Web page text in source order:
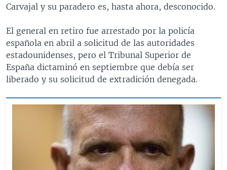
Carvajal y su paradero es, hasta ahora, desconocido.
El general en retiro fue arrestado por la policía
española en abril a solicitud de las autoridades
estadounidenses, pero el Tribunal Superior de
España dictaminó en septiembre que debía ser
liberado y su solicitud de extradición denegada.